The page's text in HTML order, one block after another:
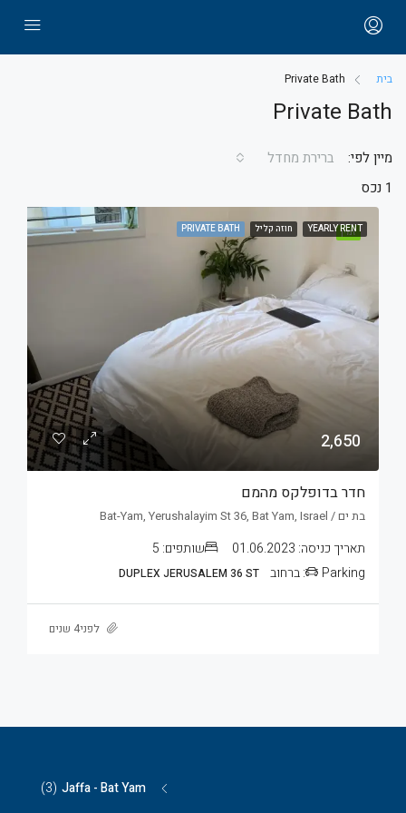
בית Private Bath
Private Bath
1 נכס
מיין לפי: ברירת מחדל
זמין
YEARLY RENT חוזה קליל PRIVATE BATH
2,650
חדר בדופלקס מהמם
בת ים / Bat-Yam, Yerushalayim St 36, Bat Yam, Israel
תאריך כניסה: 01.06.2023 שותפים: 5
Parking:
ברחוב DUPLEX JERUSALEM 36 ST
לפני4 שנים
Jaffa - Bat Yam
(3)